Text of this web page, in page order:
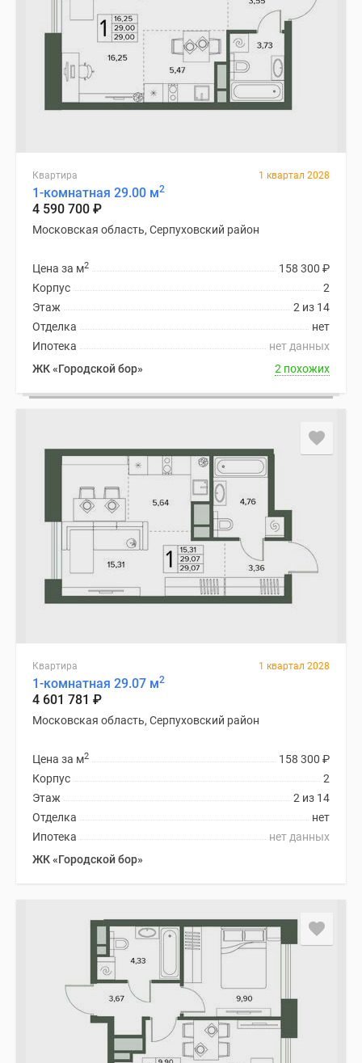
Квартира 1 квартал 2028
1-комнатная 29.00 м2
4 590 700 ₽
Московская область, Серпуховский район
158 300 ₽
Цена за м2
2
Корпус
2 из 14
Этаж
нет
Отделка
нет данных
Ипотека
ЖК «Городской бор»
2 похожих
Квартира 1 квартал 2028
1-комнатная 29.07 м2
4 601 781 ₽
Московская область, Серпуховский район
158 300 ₽
Цена за м2
2
Корпус
2 из 14
Этаж
нет
Отделка
нет данных
Ипотека
ЖК «Городской бор»